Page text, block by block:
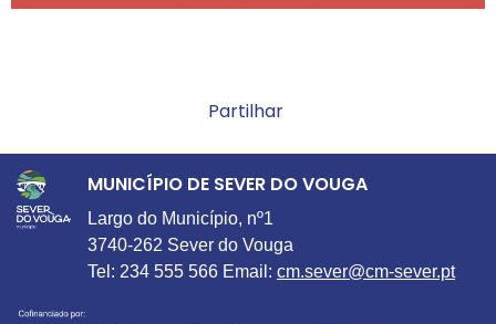
Partilhar
MUNICÍPIO DE SEVER DO VOUGA
Largo do Município, nº1
3740-262 Sever do Vouga
Tel: 234 555 566 Email: cm.sever@cm-sever.pt